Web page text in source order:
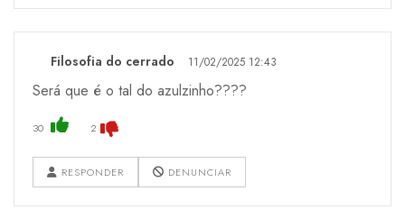
Filosofia do cerrado 11/02/2025 12:43
Será que é o tal do azulzinho????
30 2
RESPONDER DENUNCIAR